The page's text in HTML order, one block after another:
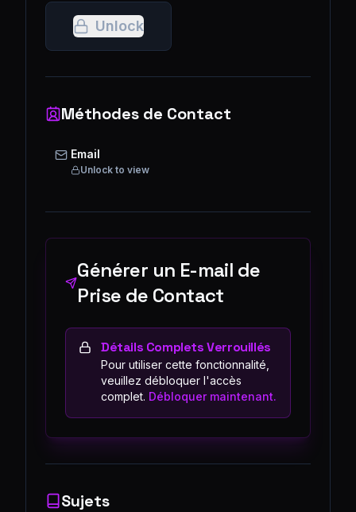
Unlock
Méthodes de Contact
Email
Unlock to view
Générer un E-mail de
Prise de Contact
Détails Complets Verrouillés
Pour utiliser cette fonctionnalité,
veuillez débloquer l'accès
complet. Débloquer maintenant.
Sujets